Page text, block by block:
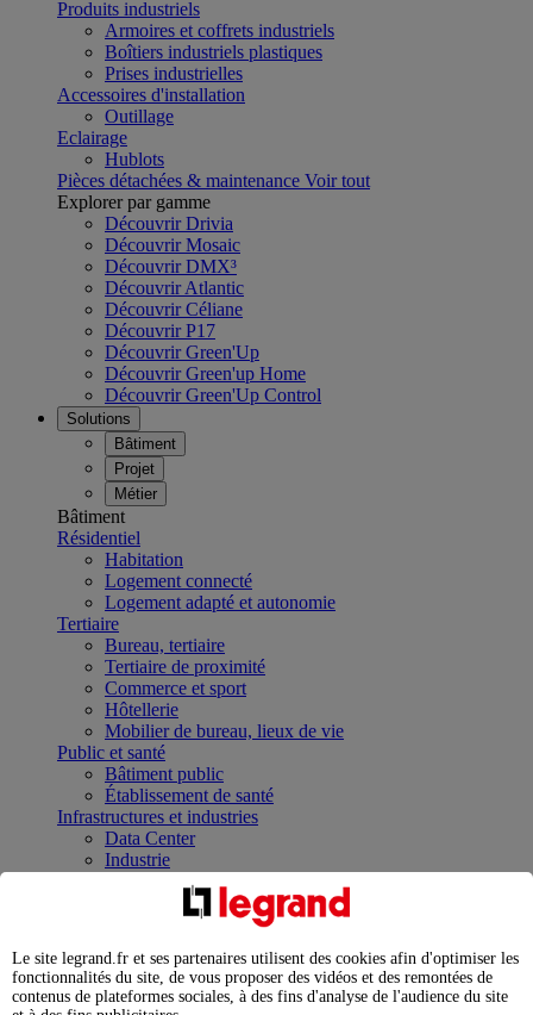
Produits industriels
Armoires et coffrets industriels
Boîtiers industriels plastiques
Prises industrielles
Accessoires d'installation
Outillage
Eclairage
Hublots
Pièces détachées & maintenance Voir tout
Explorer par gamme
Découvrir Drivia
Découvrir Mosaic
Découvrir DMX³
Découvrir Atlantic
Découvrir Céliane
Découvrir P17
Découvrir Green'Up
Découvrir Green'up Home
Découvrir Green'Up Control
Solutions
Bâtiment
Projet
Métier
Bâtiment
Résidentiel
Habitation
Logement connecté
Logement adapté et autonomie
Tertiaire
Bureau, tertiaire
Tertiaire de proximité
Commerce et sport
Hôtellerie
Mobilier de bureau, lieux de vie
Public et santé
Bâtiment public
Établissement de santé
Infrastructures et industries
Data Center
Industrie
Infrastructures
Contrôler et planifier le fonctionnement des appareils
Répartir et optimiser son tableau électrique
Legrand Data Center Solutions : concentrer les
expertises au service de vos performances
Le site legrand.fr et ses partenaires utilisent des cookies afin d'optimiser les
fonctionnalités du site, de vous proposer des vidéos et des remontées de
contenus de plateformes sociales, à des fins d'analyse de l'audience du site